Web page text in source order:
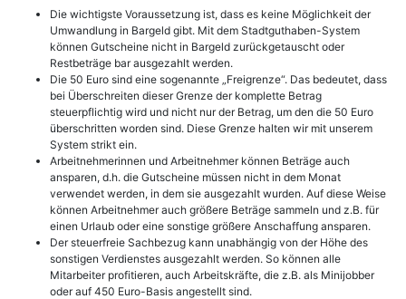
Die wichtigste Voraussetzung ist, dass es keine Möglichkeit der
Umwandlung in Bargeld gibt. Mit dem Stadtguthaben-System
können Gutscheine nicht in Bargeld zurückgetauscht oder
Restbeträge bar ausgezahlt werden.
Die 50 Euro sind eine sogenannte „Freigrenze“. Das bedeutet, dass
bei Überschreiten dieser Grenze der komplette Betrag
steuerpflichtig wird und nicht nur der Betrag, um den die 50 Euro
überschritten worden sind. Diese Grenze halten wir mit unserem
System strikt ein.
Arbeitnehmerinnen und Arbeitnehmer können Beträge auch
ansparen, d.h. die Gutscheine müssen nicht in dem Monat
verwendet werden, in dem sie ausgezahlt wurden. Auf diese Weise
können Arbeitnehmer auch größere Beträge sammeln und z.B. für
einen Urlaub oder eine sonstige größere Anschaffung ansparen.
Der steuerfreie Sachbezug kann unabhängig von der Höhe des
sonstigen Verdienstes ausgezahlt werden. So können alle
Mitarbeiter profitieren, auch Arbeitskräfte, die z.B. als Minijobber
oder auf 450 Euro-Basis angestellt sind.